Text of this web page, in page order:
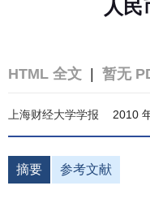
人民
HTML 全文 暂无
上海财经大学学报 2010
摘要 参考文献